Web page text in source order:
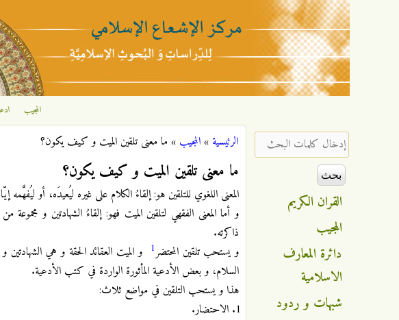
الإشعاع
الإسلامي
المجيب
أنت هنا
الرئيسية»المجيب »ما معنى تلقين الميت و كيف يكون؟
ما معنى تلقين الميت و كيف يكون؟
المعنى اللغوي للتلقين هو: إلقاءُ الكلام على غيره ليُعيدَه، أو ليُفهَّمه
و أما المعنى الفقهي لتلقين الميت فهو: إلقاءُ الشهادتين و
ذاكرته.
و يستحب تلقين المحتضر1 و الميت العقائد الحقة و هي الشهادتين
السلام، و بعض الأدعية المأثورة الواردة في كتب الأدعية.
هذا و يستحب التلقين في مواضع ثلاث:
الاحتضار.
‏إدخال كلمات البحث ‏
القران الكريم
المجيب
دائرة المعارف
الاسلامية
شبهات و ردود